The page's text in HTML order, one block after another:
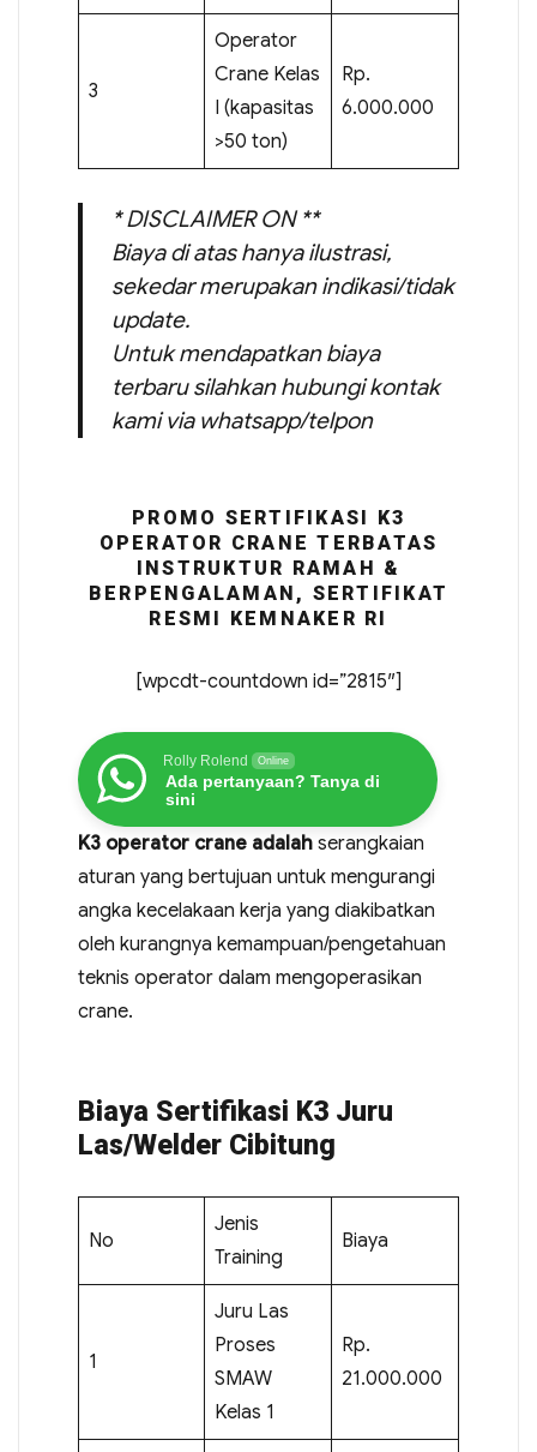
3
Operator
Crane Kelas
I (kapasitas
>50 ton)
Rp.
6.000.000
* DISCLAIMER ON **
Biaya di atas hanya ilustrasi,
sekedar merupakan indikasi/tidak
update.
Untuk mendapatkan biaya
terbaru silahkan hubungi kontak
kami via whatsapp/telpon
PROMO SERTIFIKASI K3
OPERATOR CRANE TERBATAS
INSTRUKTUR RAMAH &
BERPENGALAMAN, SERTIFIKAT
RESMI KEMNAKER RI
[wpcdt-countdown id=”2815″]
Rolly Rolend Online
Ada pertanyaan? Tanya di
sini
K3 operator crane adalahserangkaian
aturan yang bertujuan untuk mengurangi
angka kecelakaan kerja yang diakibatkan
oleh kurangnya kemampuan/pengetahuan
teknis operator dalam mengoperasikan
crane.
Biaya Sertifikasi K3 Juru
Las/Welder Cibitung
No
Jenis
Training
Biaya
1
Juru Las
Proses
SMAW
Kelas 1
Rp.
21.000.000